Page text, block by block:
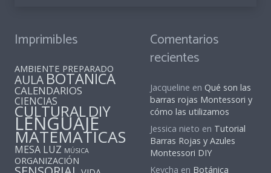
Imprimibles
AMBIENTE PREPARADO
AULABOTANICA
CALENDARIOS
CIENCIAS
CULTURALDIY
LENGUAJE
MATEMATICAS
MESA LUZ MÚSICA
ORGANIZACIÓN
Comentarios
recientes
Jacqueline en Qué son las
barras rojas Montessori y
cómo las utilizamos
Jessica nieto en Tutorial
Barras Rojas y Azules
Montessori DIY
Keycha en Botánica